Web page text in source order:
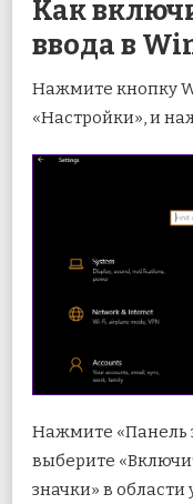
Как
ввода в
Нажмите кнопку
«Настройки», и
Нажмите «Панель
выберите
значки» в